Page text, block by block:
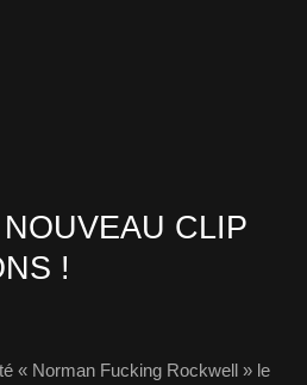
CLIP
!
« Norman Fucking Rockwell » le